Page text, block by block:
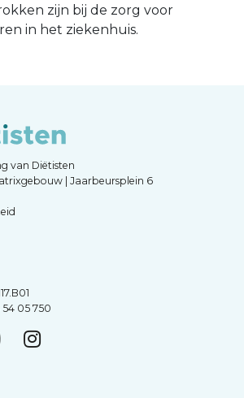
zijn bij de zorg voor
in het ziekenhuis.
van Diëtisten
| Jaarbeursplein 6
54 05 750